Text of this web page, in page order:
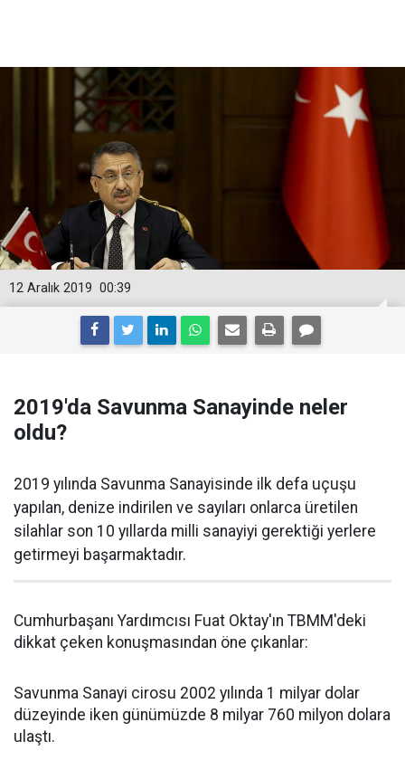
00:39
12 Aralık 2019
2019'da Savunma Sanayinde neler
oldu?
2019 yılında Savunma Sanayisinde ilk defa uçuşu
yapılan, denize indirilen ve sayıları onlarca üretilen
silahlar son 10 yıllarda milli sanayiyi gerektiği yerlere
getirmeyi başarmaktadır.
Cumhurbaşanı Yardımcısı Fuat Oktay'ın TBMM'deki
dikkat çeken konuşmasından öne çıkanlar:
Savunma Sanayi cirosu 2002 yılında 1 milyar dolar
düzeyinde iken günümüzde 8 milyar 760 milyon dolara
ulaştı.